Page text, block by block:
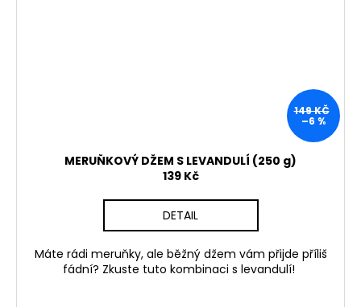
149 KČ
–6 %
MERUŇKOVÝ DŽEM S LEVANDULÍ (250 g)
139 Kč
DETAIL
Máte rádi meruňky, ale běžný džem vám přijde příliš
fádní? Zkuste tuto kombinaci s levandulí!